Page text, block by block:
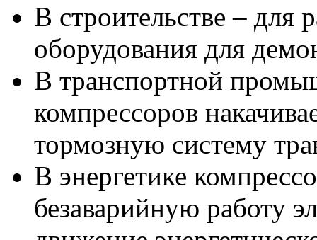
В строительстве – для
оборудования для
В транспортной
компрессоров
тормозную систему
В энергетике
безаварийную работу